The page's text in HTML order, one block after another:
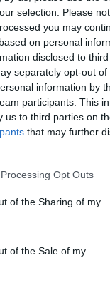
selection. Please
you may
on personal
disclosed to
separately opt-out
information by
participants. This
us to third parties on
that may further
website/app uses one
or usage behaviour.
to Google and its
specified purposes
Opt Outs
of the Sharing of my
of the Sale of my